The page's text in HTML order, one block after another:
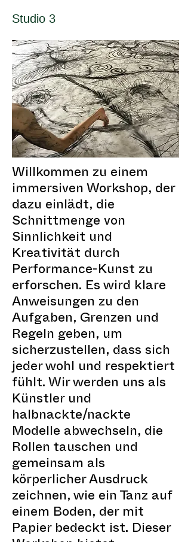
Studio 3
Willkommen zu einem
immersiven Workshop, der
dazu einlädt, die
Schnittmenge von
Sinnlichkeit und
Kreativität durch
Performance-Kunst zu
erforschen. Es wird klare
Anweisungen zu den
Aufgaben, Grenzen und
Regeln geben, um
sicherzustellen, dass sich
jeder wohl und respektiert
fühlt. Wir werden uns als
Künstler und
halbnackte/nackte
Modelle abwechseln, die
Rollen tauschen und
gemeinsam als
körperlicher Ausdruck
zeichnen, wie ein Tanz auf
einem Boden, der mit
Papier bedeckt ist. Dieser